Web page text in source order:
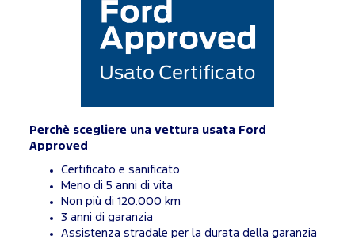
Perchè scegliere una vettura usata Ford
Approved
Certificato e sanificato
Meno di 5 anni di vita
Non più di 120.000 km
3 anni di garanzia
Assistenza stradale per la durata della garanzia